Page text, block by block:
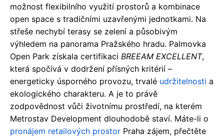
možnost flexibilního využití prostorů a kombinace
open space s tradičními uzavřenými jednotkami. Na
střeše nechybí terasy se zelení a působivým
výhledem na panorama Pražského hradu. Palmovka
Open Park získala certifikaci BREEAM EXCELLENT,
která spočívá v dodržení přísných kritérií –
energeticky úsporného provozu, trvalé udržitelnosti a
ekologického charakteru. A je to právě
zodpovědnost vůči životnímu prostředí, na kterém
Metrostav Development dlouhodobě staví. Máte-li o
pronájem retailových prostor Praha zájem, přečtěte